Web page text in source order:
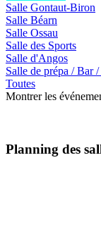
Salle Gontaut-Biron
Salle Béarn
Salle Ossau
Salle des Sports
Salle d'Angos
Salle de prépa / Bar
Toutes
Montrer les
Planning des